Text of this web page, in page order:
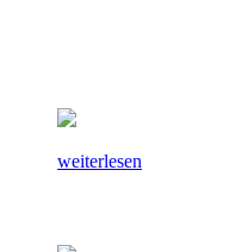
weiterlesen